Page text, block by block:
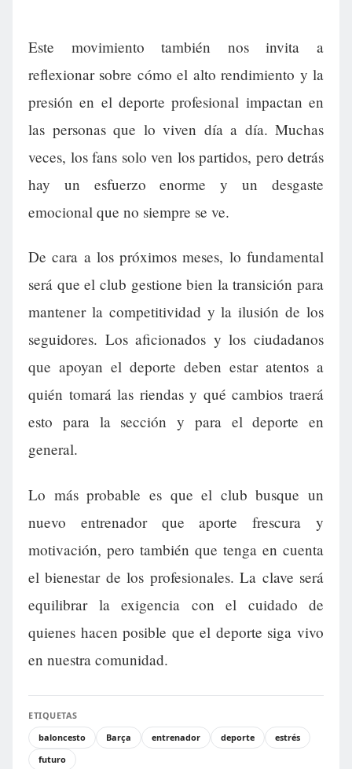
Este movimiento también nos invita a
reflexionar sobre cómo el alto rendimiento y la
presión en el deporte profesional impactan en
las personas que lo viven día a día. Muchas
veces, los fans solo ven los partidos, pero detrás
hay un esfuerzo enorme y un desgaste
emocional que no siempre se ve.
De cara a los próximos meses, lo fundamental
será que el club gestione bien la transición para
mantener la competitividad y la ilusión de los
seguidores. Los aficionados y los ciudadanos
que apoyan el deporte deben estar atentos a
quién tomará las riendas y qué cambios traerá
esto para la sección y para el deporte en
general.
Lo más probable es que el club busque un
nuevo entrenador que aporte frescura y
motivación, pero también que tenga en cuenta
el bienestar de los profesionales. La clave será
equilibrar la exigencia con el cuidado de
quienes hacen posible que el deporte siga vivo
en nuestra comunidad.
ETIQUETAS
baloncesto
Barça entrenador deporte
estrés
futuro